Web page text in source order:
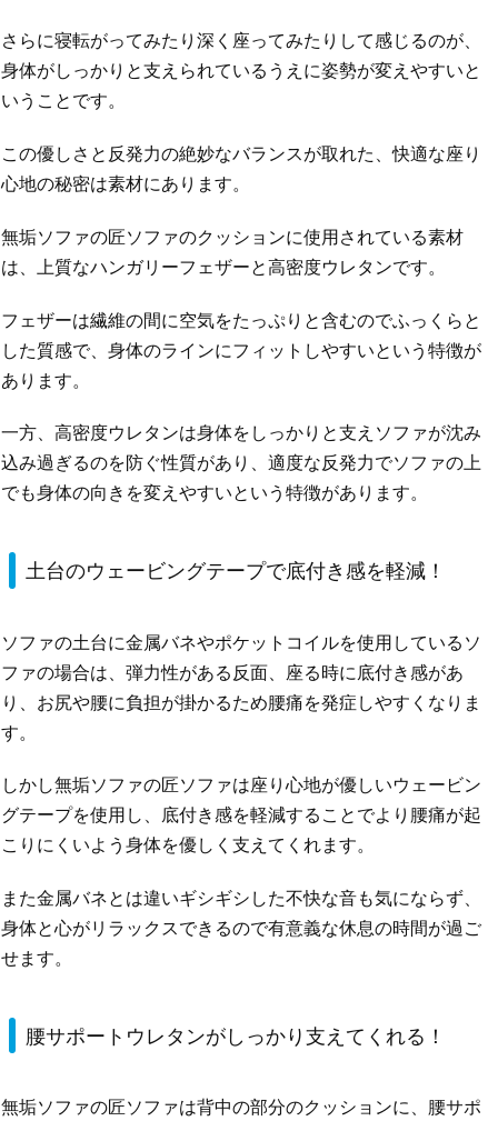
さらに寝転がってみたり深く座ってみたりして感じるのが、
身体がしっかりと支えられているうえに姿勢が変えやすいと
いうことです。
この優しさと反発力の絶妙なバランスが取れた、快適な座り
心地の秘密は素材にあります。
無垢ソファの匠ソファのクッションに使用されている素材
は、上質なハンガリーフェザーと高密度ウレタンです。
フェザーは繊維の間に空気をたっぷりと含むのでふっくらと
した質感で、身体のラインにフィットしやすいという特徴が
あります。
一方、高密度ウレタンは身体をしっかりと支えソファが沈み
込み過ぎるのを防ぐ性質があり、適度な反発力でソファの上
でも身体の向きを変えやすいという特徴があります。
土台のウェービングテープで底付き感を軽減！
ソファの土台に金属バネやポケットコイルを使用しているソ
ファの場合は、弾力性がある反面、座る時に底付き感があ
り、お尻や腰に負担が掛かるため腰痛を発症しやすくなりま
す。
しかし無垢ソファの匠ソファは座り心地が優しいウェービン
グテープを使用し、底付き感を軽減することでより腰痛が起
こりにくいよう身体を優しく支えてくれます。
また金属バネとは違いギシギシした不快な音も気にならず、
身体と心がリラックスできるので有意義な休息の時間が過ご
せます。
腰サポートウレタンがしっかり支えてくれる！
無垢ソファの匠ソファは背中の部分のクッションに、腰サポ